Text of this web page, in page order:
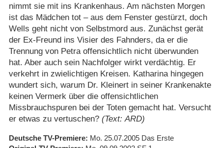
nimmt sie mit ins Krankenhaus. Am nächsten Morgen
ist das Mädchen tot – aus dem Fenster gestürzt, doch
Wells geht nicht von Selbstmord aus. Zunächst gerät
der Ex-Freund ins Visier des Fahnders, da er die
Trennung von Petra offensichtlich nicht überwunden
hat. Aber auch sein Nachfolger wirkt verdächtig. Er
verkehrt in zwielichtigen Kreisen. Katharina hingegen
wundert sich, warum Dr. Kleinert in seiner Krankenakte
keinen Vermerk über die offensichtlichen
Missbrauchspuren bei der Toten gemacht hat. Versucht
er etwas zu vertuschen? (Text: ARD)
Deutsche TV-Premiere Mo. 25.07.2005 Das Erste